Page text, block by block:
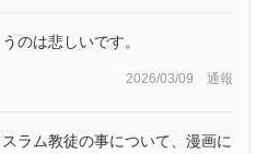
のは悲しいです。
2026/03/09 通報
ラム教徒の事について、漫画に